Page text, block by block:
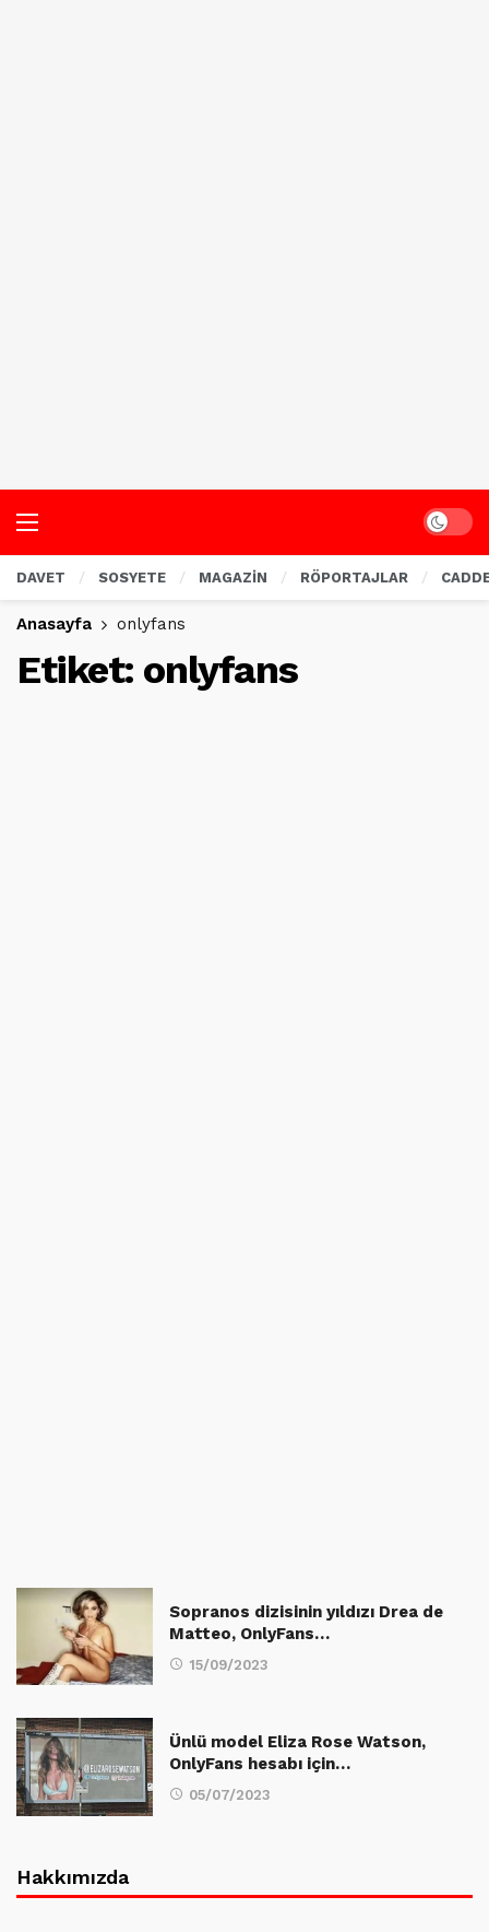
Dark
DAVET SOSYETE MAGAZİN RÖPORTAJLAR
Anasayfa onlyfans
Etiket: onlyfans
Sopranos dizisinin yıldızı Drea de
Matteo, OnlyFans…
15/09/2023
Ünlü model Eliza Rose Watson,
OnlyFans hesabı için…
05/07/2023
Hakkımızda